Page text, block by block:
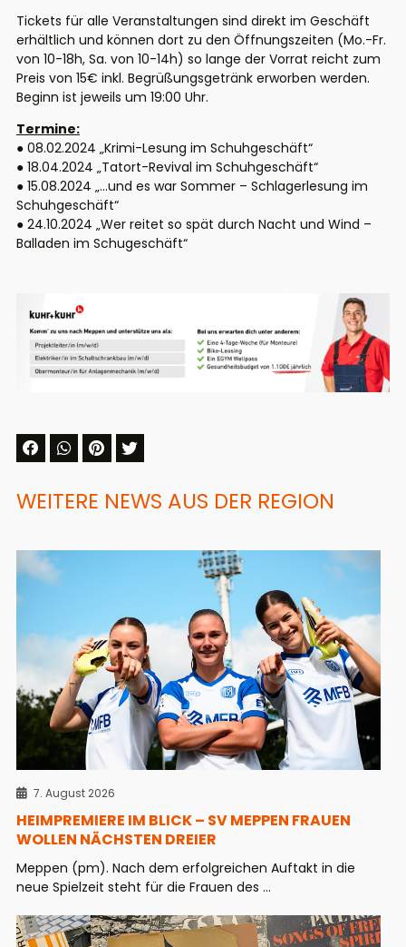
Tickets für alle Veranstaltungen sind direkt im Geschäft
erhältlich und können dort zu den Öffnungszeiten (Mo.-Fr.
von 10-18h, Sa. von 10-14h) so lange der Vorrat reicht zum
Preis von 15€ inkl. Begrüßungsgetränk erworben werden.
Beginn ist jeweils um 19:00 Uhr.
Termine:
● 08.02.2024 „Krimi-Lesung im Schuhgeschäft“
● 18.04.2024 „Tatort-Revival im Schuhgeschäft“
● 15.08.2024 „…und es war Sommer – Schlagerlesung im
Schuhgeschäft“
● 24.10.2024 „Wer reitet so spät durch Nacht und Wind –
Balladen im Schugeschäft“
WEITERE NEWS AUS DER REGION
7. August 2026
HEIMPREMIERE IM BLICK – SV MEPPEN FRAUEN
WOLLEN NÄCHSTEN DREIER
Meppen (pm). Nach dem erfolgreichen Auftakt in die
neue Spielzeit steht für die Frauen des ...